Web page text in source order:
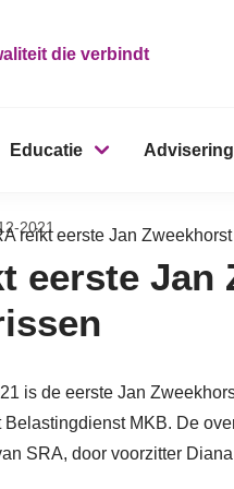
die verbindt
Educatie Advisering
reikt eerste Jan
2021
eerste Jan
is de eerste Jan
Belastingdienst MKB. De
SRA, door voorzitter